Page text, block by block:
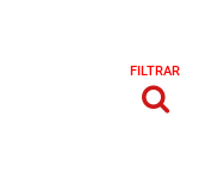
FILTRAR